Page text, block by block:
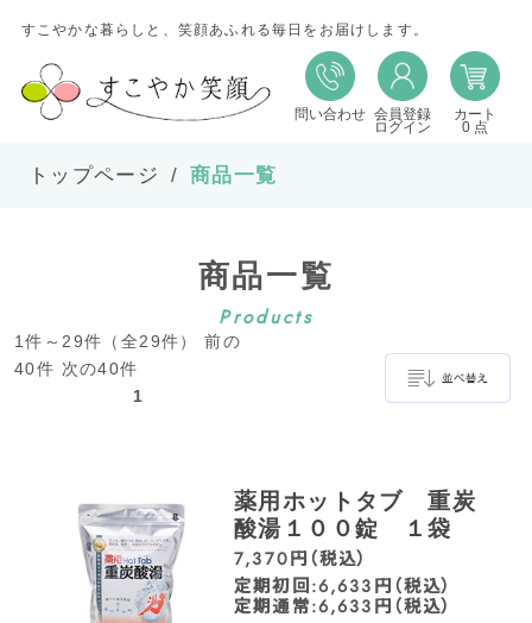
すこやかな暮らしと、笑顔あふれる毎日をお届けします。
問い合わせ 会員登録
ログイン
カート
0 点
トップページ 商品一覧
商品一覧
Products
1件～29件（全29件） 前の
40件 次の40件
1
並び替え
表示件数
薬用ホットタブ 重炭
酸湯１００錠 １袋
7,370円（税込）
定期初回:6,633円（税込）
定期通常:6,633円（税込）